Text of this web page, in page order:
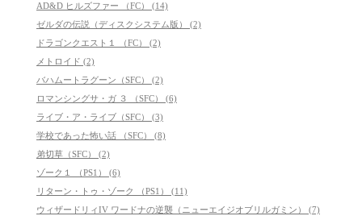
AD&D ヒルズファー （FC） (14)
ゼルダの伝説（ディスクシステム版） (2)
ドラゴンクエスト１ （FC） (2)
メトロイド (2)
バハムートラグーン（SFC） (2)
ロマンシングサ・ガ ３ （SFC） (6)
ライブ・ア・ライブ（SFC） (3)
学校であった怖い話 （SFC） (8)
弟切草（SFC） (2)
ゾーク１ （PS1） (6)
リターン・トゥ・ゾーク （PS1） (11)
ウィザードリィIV ワードナの逆襲（ニューエイジオブリルガミン） (7)